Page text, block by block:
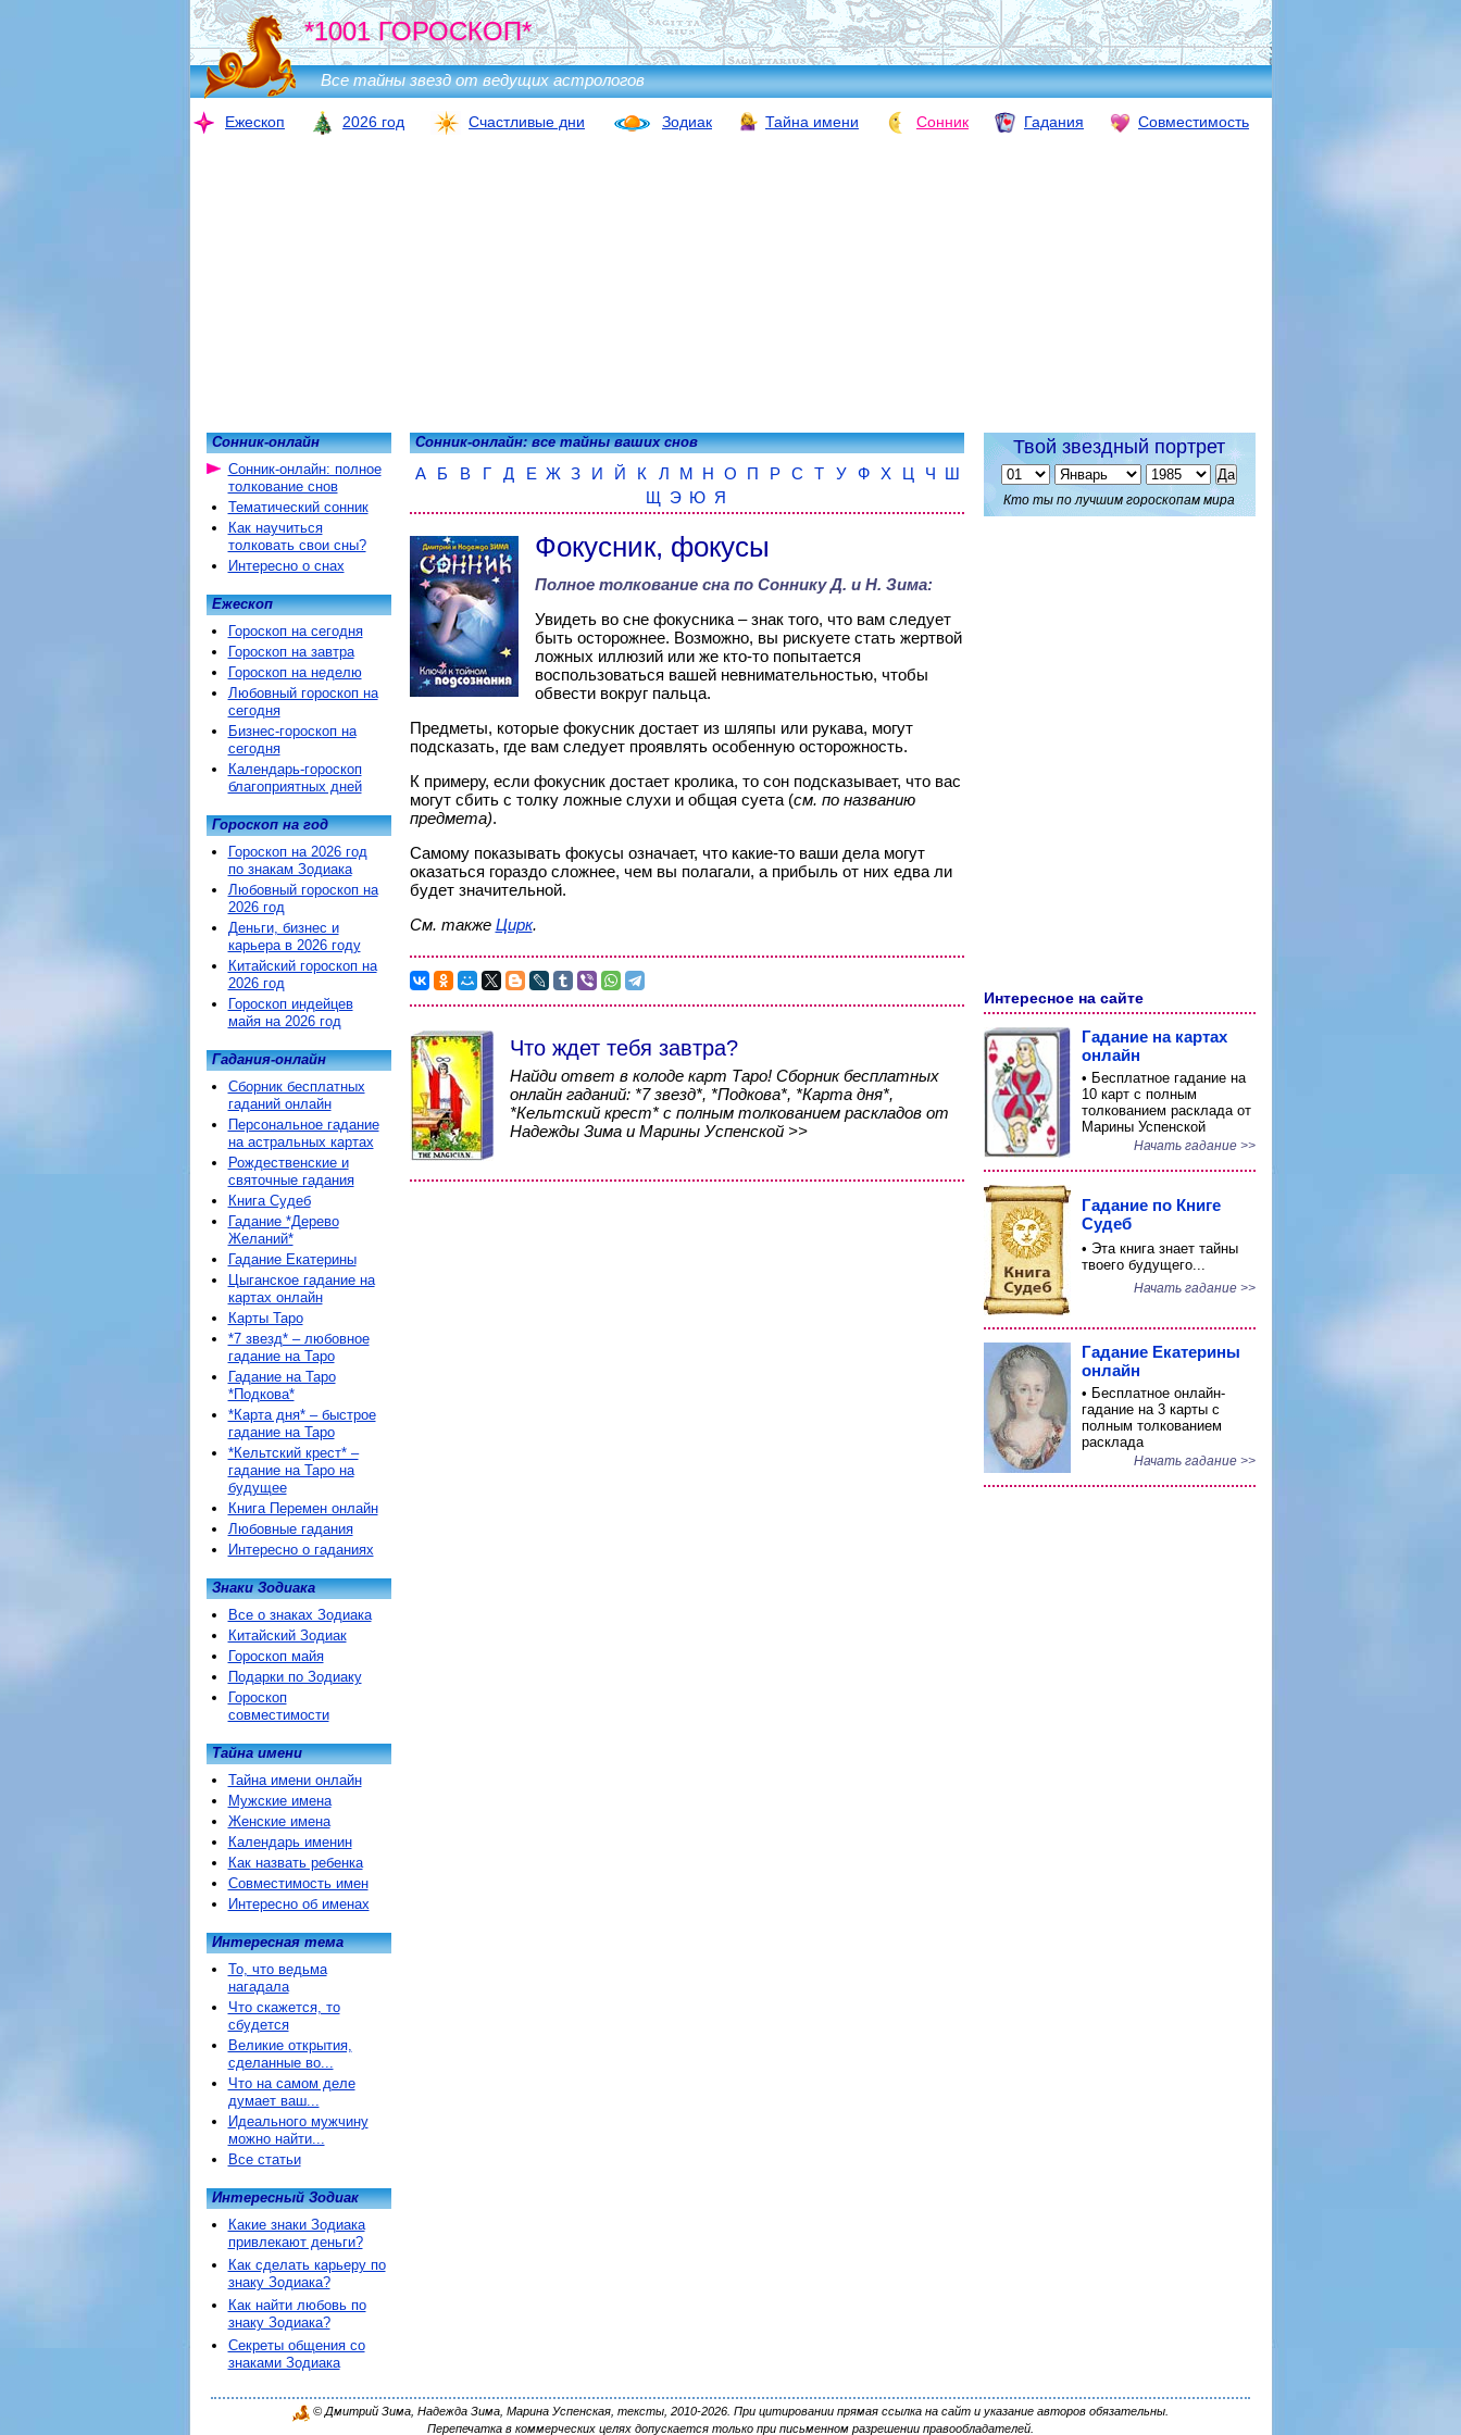
*1001 ГОРОСКОП*
Все тайны звезд от ведущих астрологов
Ежескоп 2026 год Счастливые дни Зодиак Тайна имени Сонник Гадания Совместимость
Сонник-онлайн: все тайны ваших снов
А Б В Г Д Е Ж З И Й К Л М Н О П Р С Т У Ф Х Ц Ч Ш
Щ Э Ю Я
Фокусник, фокусы
Полное толкование сна по Соннику Д. и Н. Зима:
Увидеть во сне фокусника – знак того, что вам следует
быть осторожнее. Возможно, вы рискуете стать жертвой
ложных иллюзий или же кто-то попытается
воспользоваться вашей невнимательностью, чтобы
обвести вокруг пальца.
Предметы, которые фокусник достает из шляпы или рукава, могут
подсказать, где вам следует проявлять особенную осторожность.
К примеру, если фокусник достает кролика, то сон подсказывает, что вас
могут сбить с толку ложные слухи и общая суета (см. по названию
предмета).
Самому показывать фокусы означает, что какие-то ваши дела могут
оказаться гораздо сложнее, чем вы полагали, а прибыль от них едва ли
будет значительной.
См. также Цирк.
Что ждет тебя завтра?
Найди ответ в колоде карт Таро! Сборник бесплатных
онлайн гаданий: *7 звезд*, *Подкова*, *Карта дня*,
*Кельтский крест* с полным толкованием раскладов от
Надежды Зима и Марины Успенской >>
Сонник-онлайн
Сонник-онлайн: полное
толкование снов
Тематический сонник
Как научиться
толковать свои сны?
Интересно о снах
Ежескоп
Гороскоп на сегодня
Гороскоп на завтра
Гороскоп на неделю
Любовный гороскоп на
сегодня
Бизнес-гороскоп на
сегодня
Календарь-гороскоп
благоприятных дней
Гороскоп на год
Гороскоп на 2026 год
по знакам Зодиака
Любовный гороскоп на
2026 год
Деньги, бизнес и
карьера в 2026 году
Китайский гороскоп на
2026 год
Гороскоп индейцев
майя на 2026 год
Гадания-онлайн
Сборник бесплатных
гаданий онлайн
Персональное гадание
на астральных картах
Рождественские и
святочные гадания
Книга Судеб
Гадание *Дерево
Желаний*
Гадание Екатерины
Цыганское гадание на
картах онлайн
Карты Таро
*7 звезд* – любовное
гадание на Таро
Гадание на Таро
*Подкова*
*Карта дня* – быстрое
гадание на Таро
*Кельтский крест* –
гадание на Таро на
будущее
Книга Перемен онлайн
Любовные гадания
Интересно о гаданиях
Знаки Зодиака
Все о знаках Зодиака
Китайский Зодиак
Гороскоп майя
Подарки по Зодиаку
Гороскоп
совместимости
Тайна имени
Тайна имени онлайн
Мужские имена
Женские имена
Календарь именин
Как назвать ребенка
Совместимость имен
Интересно об именах
Интересная тема
То, что ведьма
нагадала
Что скажется, то
сбудется
Великие открытия,
сделанные во...
Что на самом деле
думает ваш...
Идеального мужчину
можно найти...
Все статьи
Интересный Зодиак
Какие знаки Зодиака
привлекают деньги?
Как сделать карьеру по
знаку Зодиака?
Как найти любовь по
знаку Зодиака?
Секреты общения со
знаками Зодиака
Твой звездный портрет
Кто ты по лучшим гороскопам мира
Интересное на сайте
Гадание на картах
онлайн
• Бесплатное гадание на
10 карт с полным
толкованием расклада от
Марины Успенской
Начать гадание >>
Гадание по Книге
Судеб
• Эта книга знает тайны
твоего будущего...
Начать гадание >>
Гадание Екатерины
онлайн
• Бесплатное онлайн-
гадание на 3 карты с
полным толкованием
расклада
Начать гадание >>
© Дмитрий Зима, Надежда Зима, Марина Успенская, тексты, 2010-2026. При цитировании прямая ссылка на сайт и указание авторов обязательны.
Перепечатка в коммерческих целях допускается только при письменном разрешении правообладателей.